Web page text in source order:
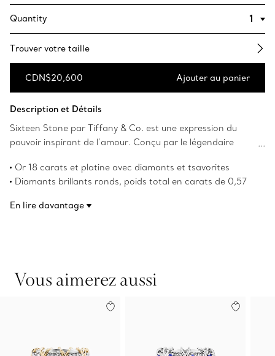
Quantity
Trouver votre taille
CDN$20,600 Ajouter au panier
Description et Détails
Sixteen Stone par Tiffany & Co. est une expression du
pouvoir inspirant de l’amour. Conçu par le légendaire
croix de la collection s’inspire de l’héritage de sa famille
dans les textiles. Des tsavorites et des diamants alternent
Or 18 carats et platine avec diamants et tsavorites
Diamants brillants ronds, poids total en carats de 0,57
Numéro de produit:60127754
En lire davantage
Vous aimerez aussi